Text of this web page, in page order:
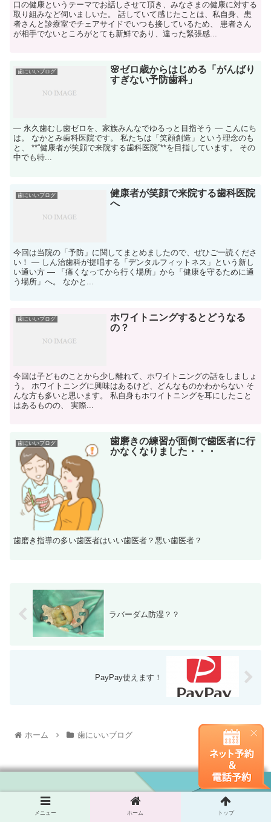
口の健康というテーマでお話しさせて頂き、みなさまの健康に対する
取り組みなど伺いましいた。 話していて感じたことは、私自身、患
者さんと診療室でチェアサイドでいつも接しているため、 患者さん
が相手でないところがとても新鮮であり、違った緊張感...
歯にいいブログ
🌸ゼロ歳からはじめる「がんばり
すぎない予防歯科」
― 永久歯むし歯ゼロを、家族みんなでゆるっと目指そう ― こんにち
は。 なかとみ歯科医院です。 私たちは「笑顔創造」という理念のも
と、 **“健康者が笑顔で来院する歯科医院”**を目指しています。 その
中でも特...
歯にいいブログ
健康者が笑顔で来院する歯科医院
へ
今回は当院の「予防」に関してまとめましたので、ぜひご一読くださ
い！ ― しん治歯科が提唱する「デンタルフィットネス」という新し
い通い方 ― 「痛くなってから行く場所」から「健康を守るために通
う場所」へ。 なかと...
歯にいいブログ
ホワイトニングするとどうなる
の？
今回は子どものことから少し離れて、ホワイトニングの話をしましょ
う。 ホワイトニングに興味はあるけど、どんなものかわからない そ
んな方も多いと思います。 私自身もホワイトニングを耳にしたこと
はあるものの、 実際...
歯にいいブログ
歯磨きの練習が面倒で歯医者に行
かなくなりました・・・
歯磨き指導の多い歯医者はいい歯医者？悪い歯医者？
ラバーダム防湿？？
PayPay使えます！
ホーム 歯にいいブログ
Copyright © 2008-2026 nakatomi All Rights Reserved.
メニュー ホーム トップ